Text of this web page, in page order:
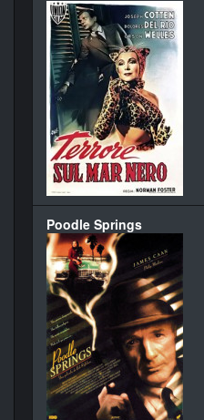
Poodle Springs